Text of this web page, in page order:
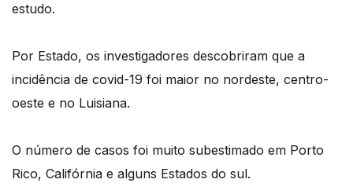
estudo.
Por Estado, os investigadores descobriram que a
incidência de covid-19 foi maior no nordeste, centro-
oeste e no Luisiana.
O número de casos foi muito subestimado em Porto
Rico, Califórnia e alguns Estados do sul.